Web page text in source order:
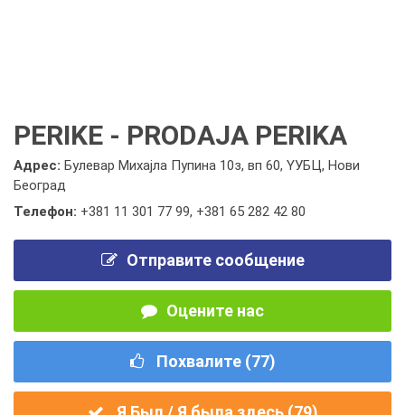
PERIKE - PRODAJA PERIKA
Адрес: Булевар Михајла Пупина 10з, вп 60, YУБЦ, Нови
Београд
Телефон: +381 11 301 77 99, +381 65 282 42 80
Отправите сообщение
Оцените нас
Похвалите (77)